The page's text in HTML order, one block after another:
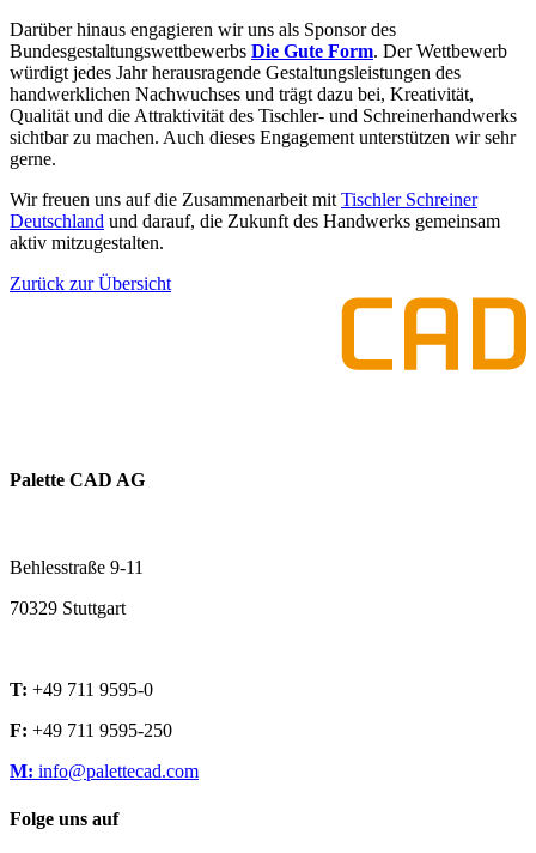
Darüber hinaus engagieren wir uns als Sponsor des
Bundesgestaltungswettbewerbs Die Gute Form. Der Wettbewerb
würdigt jedes Jahr herausragende Gestaltungsleistungen des
handwerklichen Nachwuchses und trägt dazu bei, Kreativität,
Qualität und die Attraktivität des Tischler- und Schreinerhandwerks
sichtbar zu machen. Auch dieses Engagement unterstützen wir sehr
gerne.
Wir freuen uns auf die Zusammenarbeit mit Tischler Schreiner
Deutschland und darauf, die Zukunft des Handwerks gemeinsam
aktiv mitzugestalten.
Zurück zur Übersicht
Palette CAD AG
Behlesstraße 9-11
70329 Stuttgart
T: +49 711 9595-0
F: +49 711 9595-250
M: info@palettecad.com
Folge uns auf